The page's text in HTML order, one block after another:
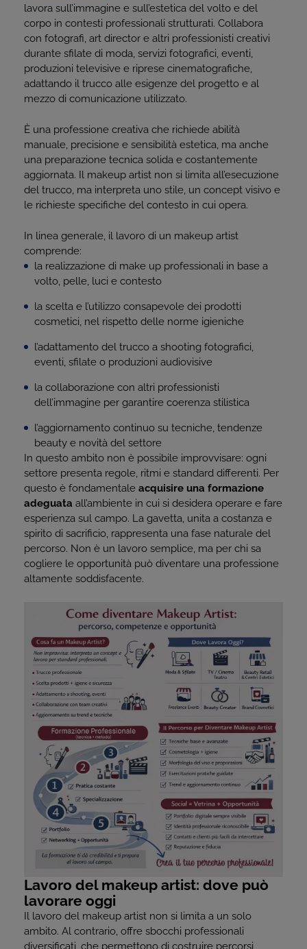
lavora sull’immagine e sull’estetica del volto e del
corpo in contesti professionali strutturati. Collabora
con fotografi, art director e altri professionisti creativi
durante sfilate di moda, servizi fotografici, eventi,
produzioni televisive e riprese cinematografiche,
adattando il trucco alle esigenze del progetto e al
mezzo di comunicazione utilizzato.
È una professione creativa che richiede abilità
manuale, precisione e sensibilità estetica, ma anche
una preparazione tecnica solida e costantemente
aggiornata. Il makeup artist non si limita all’esecuzione
del trucco, ma interpreta uno stile, un concept visivo e
le richieste specifiche del contesto in cui opera.
In linea generale, il lavoro di un makeup artist
comprende:
la realizzazione di make up professionali in base a
volto, pelle, luci e contesto
la scelta e l’utilizzo consapevole dei prodotti
cosmetici, nel rispetto delle norme igieniche
l’adattamento del trucco a shooting fotografici,
eventi, sfilate o produzioni audiovisive
la collaborazione con altri professionisti
dell’immagine per garantire coerenza stilistica
l’aggiornamento continuo su tecniche, tendenze
beauty e novità del settore
In questo ambito non è possibile improvvisare: ogni
settore presenta regole, ritmi e standard differenti. Per
questo è fondamentale acquisire una formazione
adeguata all’ambiente in cui si desidera operare e fare
esperienza sul campo. La gavetta, unita a costanza e
spirito di sacrificio, rappresenta una fase naturale del
percorso. Non è un lavoro semplice, ma per chi sa
cogliere le opportunità può diventare una professione
altamente soddisfacente.
Lavoro del makeup artist: dove può
lavorare oggi
Il lavoro del makeup artist non si limita a un solo
ambito. Al contrario, offre sbocchi professionali
diversificati, che permettono di costruire percorsi